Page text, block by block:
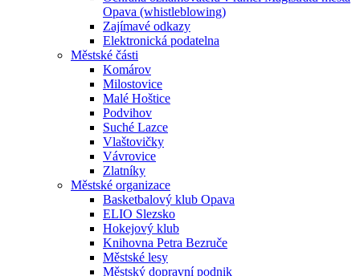
Opava (whistleblowing)
Zajímavé odkazy
Elektronická podatelna
Městské části
Komárov
Milostovice
Malé Hoštice
Podvihov
Suché Lazce
Vlaštovičky
Vávrovice
Zlatníky
Městské organizace
Basketbalový klub Opava
ELIO Slezsko
Hokejový klub
Knihovna Petra Bezruče
Městské lesy
Městský dopravní podnik